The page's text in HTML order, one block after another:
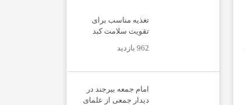
تغذیه مناسب برای
تقویت سلامت کبد
962 بازدید
امام جمعه بیرجند در
دیدار جمعی از علمای